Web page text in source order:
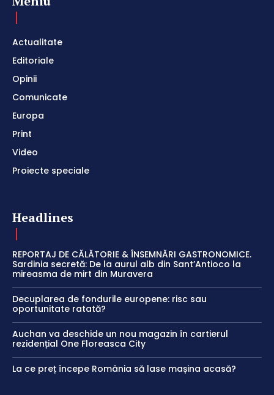
Actualitate
Editoriale
Opinii
Comunicate
Europa
Print
Video
Proiecte speciale
Headlines
REPORTAJ DE CĂLĂTORIE & ÎNSEMNĂRI GASTRONOMICE.
Sardinia secretă: De la aurul alb din Sant’Antioco la
mireasma de mirt din Muravera
Decuplarea de fondurile europene: risc sau
oportunitate ratată?
Auchan va deschide un nou magazin în cartierul
rezidențial One Floreasca City
La ce preț începe România să lase mașina acasă?